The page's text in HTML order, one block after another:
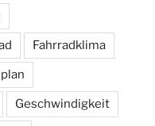
Fahrradklima
Geschwindigkeit